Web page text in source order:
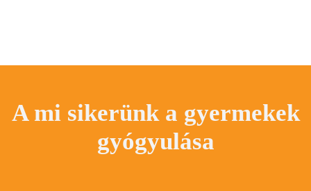
A mi sikerünk a gyermekek
gyógyulása